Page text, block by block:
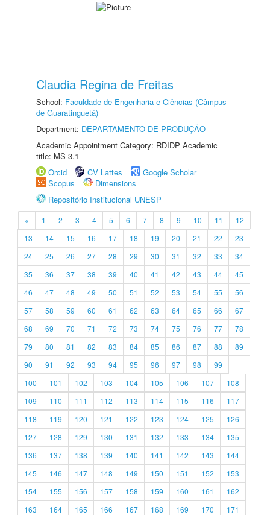
Claudia Regina de Freitas
School: Faculdade de Engenharia e Ciências (Câmpus
de Guaratinguetá)
Department: DEPARTAMENTO DE PRODUÇÃO
Academic Appointment Category: RDIDP Academic
title: MS-3.1
Orcid
CV Lattes
Google Scholar
Scopus
Dimensions
Repositório Institucional UNESP
« 1 2 3 4 5 6 7 8 9 10 11
12
13
14 15 16 17 18 19 20 21 22
23
24
25 26 27 28 29 30 31 32 33
34
35
36 37 38 39 40 41 42 43 44
45
46
47 48 49 50 51 52 53 54 55
56
57
58 59 60 61 62 63 64 65 66
67
68
69 70 71 72 73 74 75 76 77
78
79
80 81 82 83 84 85 86 87 88
89
90
91 92 93 94 95 96 97 98
99
100
101 102 103 104 105 106 107
108
109
110 111 112 113 114 115 116
117
118
119 120 121 122 123 124 125
126
127
128 129 130 131 132 133 134
135
136
137 138 139 140 141 142 143
144
145
146 147 148 149 150 151 152
153
154
155 156 157 158 159 160 161
162
163
164 165 166 167 168 169 170
171